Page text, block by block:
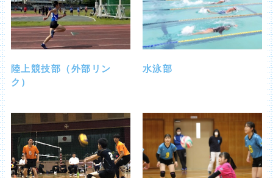
陸上競技部（外部リン
ク）
水泳部